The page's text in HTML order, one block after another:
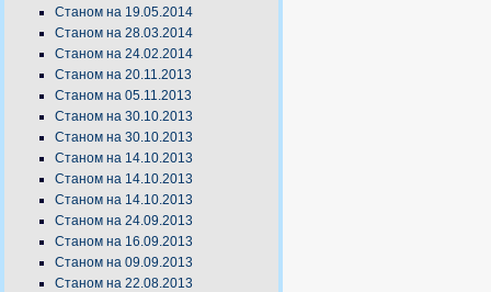
Станом на 19.05.2014
Станом на 28.03.2014
Станом на 24.02.2014
Станом на 20.11.2013
Станом на 05.11.2013
Станом на 30.10.2013
Станом на 30.10.2013
Станом на 14.10.2013
Станом на 14.10.2013
Станом на 14.10.2013
Станом на 24.09.2013
Станом на 16.09.2013
Станом на 09.09.2013
Станом на 22.08.2013